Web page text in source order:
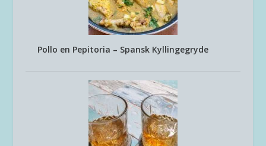
Pollo en Pepitoria – Spansk Kyllingegryde